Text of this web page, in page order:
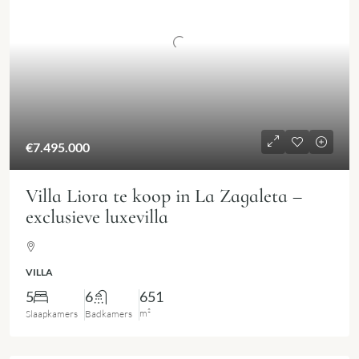
€7.495.000
Villa Liora te koop in La Zagaleta –
exclusieve luxevilla
VILLA
5
Slaapkamers
6
Badkamers
651
m²